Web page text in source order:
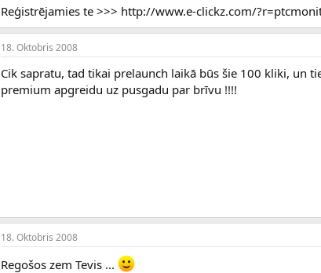
Reģistrējamies te >>> http://www.e-clickz.com/
18. Oktobris 2008
Cik sapratu, tad tikai prelaunch laikā būs šie 100 kliki, un
premium apgreidu uz pusgadu par brīvu !!!!
18. Oktobris 2008
Regošos zem Tevis ...